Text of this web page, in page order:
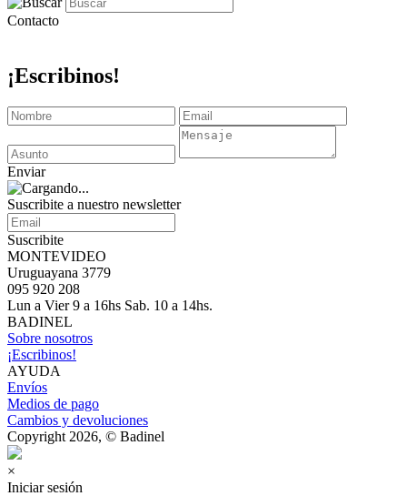
Contacto
¡Escribinos!
Enviar
Suscribite a nuestro newsletter
Suscribite
MONTEVIDEO
Uruguayana 3779
095 920 208
Lun a Vier 9 a 16hs Sab. 10 a 14hs.
BADINEL
Sobre nosotros
¡Escribinos!
AYUDA
Envíos
Medios de pago
Cambios y devoluciones
Copyright 2026, © Badinel
×
Iniciar sesión